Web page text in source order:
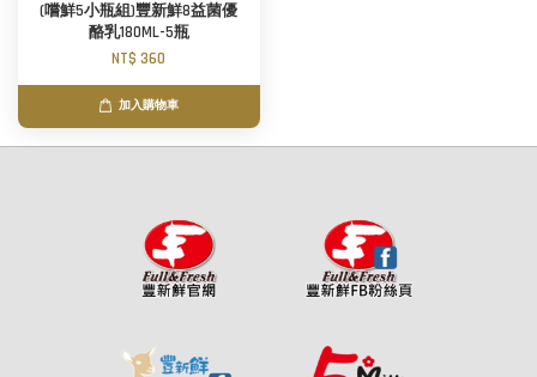
(嚐鮮5小瓶組)豐新鮮8益菌優
酪乳180ML-5瓶
NT$ 360
加入購物車